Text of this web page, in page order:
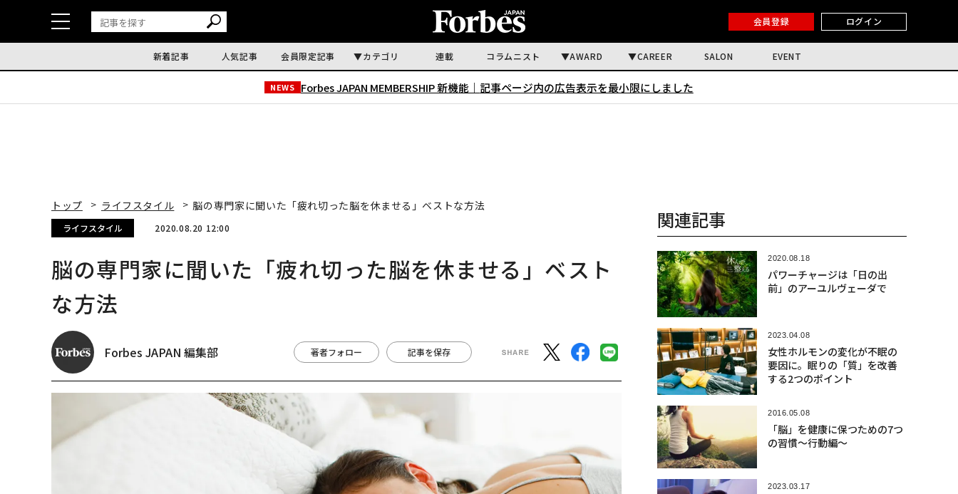
会員登録 ログイン
新着記事 人気記事 会員限定記事 カテゴリ 連載 コラムニスト AWARD CAREER SALON EVENT
NEWS Forbes JAPAN MEMBERSHIP 新機能｜ 記事ページ内の広告表示を最小限にしました
トップ ライフスタイル 脳の専門家に聞いた「疲れ切った脳を休ませる」ベストな方法
ライフスタイル 2020.08.20 12:00
脳の専門家に聞いた「疲れ切った脳を休ませる」ベスト
な方法
Forbes JAPAN 編集部 著者フォロー 記事を保存
関連記事
2020.08.18
パワーチャージは「日の出
前」のアーユルヴェーダで
2023.04.08
女性ホルモンの変化が不眠の
要因に。眠りの「質」を改善
する2つのポイント
2016.05.08
「脳」を健康に保つための7つ
の習慣〜行動編〜
2023.03.17